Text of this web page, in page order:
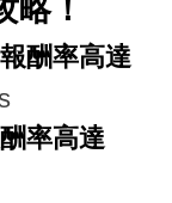
略！
酬率高達
率高達